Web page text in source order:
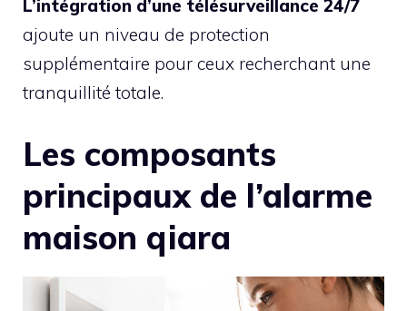
L’intégration d’une télésurveillance 24/7
ajoute un niveau de protection
supplémentaire pour ceux recherchant une
tranquillité totale.
Les composants
principaux de l’alarme
maison qiara